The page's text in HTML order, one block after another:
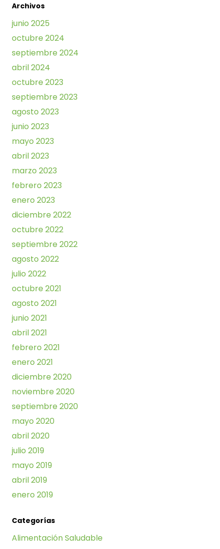
Archivos
junio 2025
octubre 2024
septiembre 2024
abril 2024
octubre 2023
septiembre 2023
agosto 2023
junio 2023
mayo 2023
abril 2023
marzo 2023
febrero 2023
enero 2023
diciembre 2022
octubre 2022
septiembre 2022
agosto 2022
julio 2022
octubre 2021
agosto 2021
junio 2021
abril 2021
febrero 2021
enero 2021
diciembre 2020
noviembre 2020
septiembre 2020
mayo 2020
abril 2020
julio 2019
mayo 2019
abril 2019
enero 2019
Categorías
Alimentación Saludable